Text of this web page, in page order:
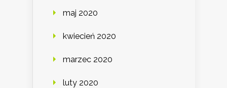
maj 2020
kwiecień 2020
marzec 2020
luty 2020